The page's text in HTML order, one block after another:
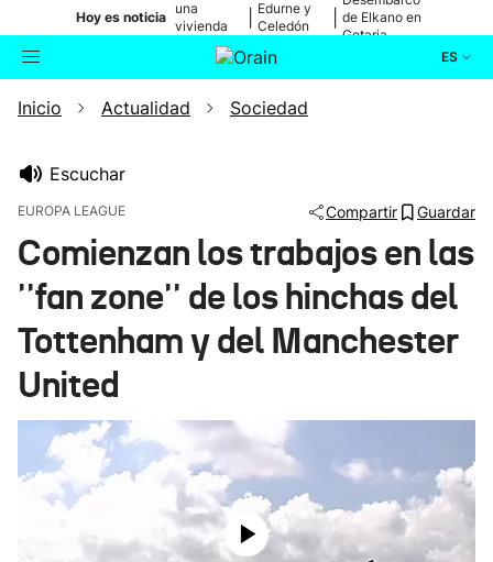
Hoy es noticia
una
vivienda
de Bilbao
Edurne y
Celedón
de Elkano en
Getaria
ES
Buscador Actualidad
Ikusmiran
Eguraldia
Inicio Actualidad Sociedad
Escuchar
EUROPA LEAGUE Compartir Guardar
Comienzan los trabajos en las
''fan zone'' de los hinchas del
Tottenham y del Manchester
United